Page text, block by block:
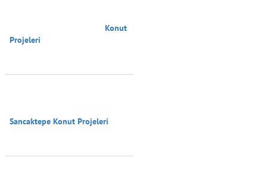
Projeleri
Sancaktepe Konut Projeleri